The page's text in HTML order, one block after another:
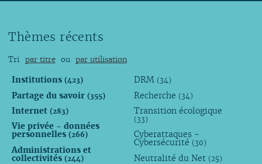
Thèmes récents
Tri par titre ou par utilisation
Institutions (423)
Partage du savoir (355)
Internet (283)
Vie privée - données
personnelles (266)
Administrations et
collectivités (244)
DRM (34)
Recherche (34)
Transition écologique
(33)
Cyberattaques -
Cybersécurité (30)
Neutralité du Net (25)